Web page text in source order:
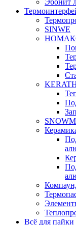
Эбонит
SINWE
Всё для пайки